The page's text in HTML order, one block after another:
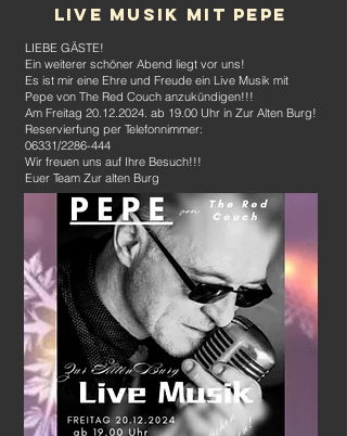
LIVE MUSIK MIT PEPE
LIEBE GÄSTE!
Ein weiterer schöner Abend liegt vor uns!
Es ist mir eine Ehre und Freude ein Live Musik mit
Pepe von The Red Couch anzukündigen!!!
Am Freitag 20.12.2024. ab 19.00 Uhr in Zur Alten Burg!
Reservierfung per Telefonnimmer:
06331/2286-444
Wir freuen uns auf Ihre Besuch!!!
Euer Team Zur alten Burg